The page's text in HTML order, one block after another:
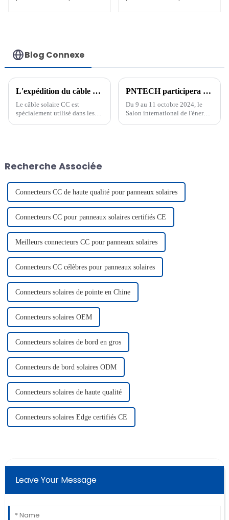
Blog Connexe
L'expédition du câble solaire 6 mm
Le câble solaire CC est
spécialement utilisé dans les
électrique. Le câble CC de 6
utilisé...
PNTECH participera au Salon international de l'énergie verte de Malaisie 2024
Du 9 au 11 octobre 2024, le
Salon international de l'énergie
Recherche Associée
Connecteurs CC de haute qualité pour panneaux solaires
Connecteurs CC pour panneaux solaires certifiés CE
Meilleurs connecteurs CC pour panneaux solaires
Connecteurs CC célèbres pour panneaux solaires
Connecteurs solaires de pointe en Chine
Connecteurs solaires OEM
Connecteurs solaires de bord en gros
Connecteurs de bord solaires ODM
Connecteurs solaires de haute qualité
Connecteurs solaires Edge certifiés CE
Leave Your Message